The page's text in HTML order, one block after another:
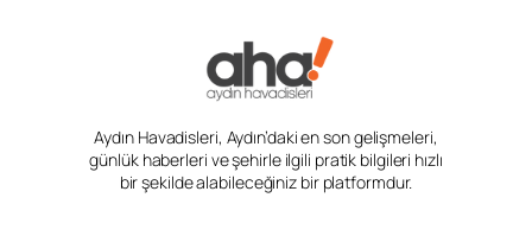
Aydın Havadisleri, Aydın’daki en son gelişmeleri,
günlük haberleri ve şehirle ilgili pratik bilgileri hızlı
bir şekilde alabileceğiniz bir platformdur.